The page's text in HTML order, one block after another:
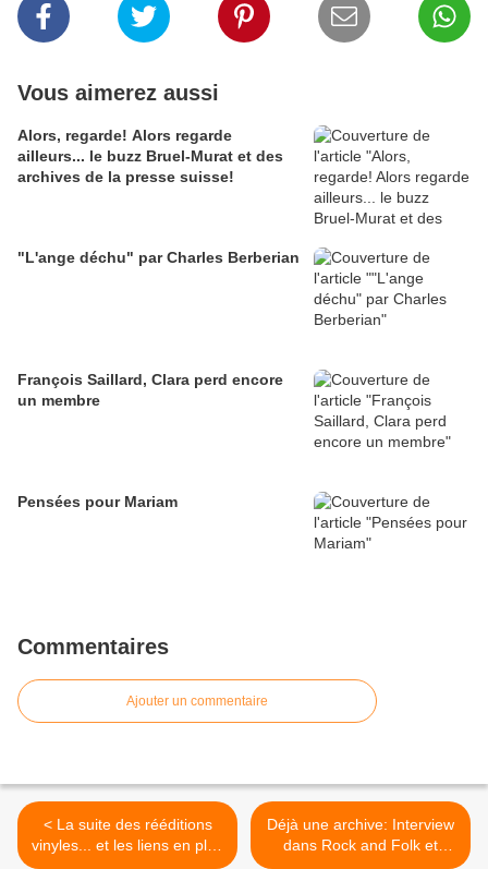
Vous aimerez aussi
Alors, regarde! Alors regarde
ailleurs... le buzz Bruel-Murat et des
archives de la presse suisse!
"L'ange déchu" par Charles Berberian
François Saillard, Clara perd encore
un membre
Pensées pour Mariam
Commentaires
Ajouter un commentaire
< La suite des rééditions
vinyles... et les liens en plus
Déjà une archive: Interview
dans Rock and Folk et